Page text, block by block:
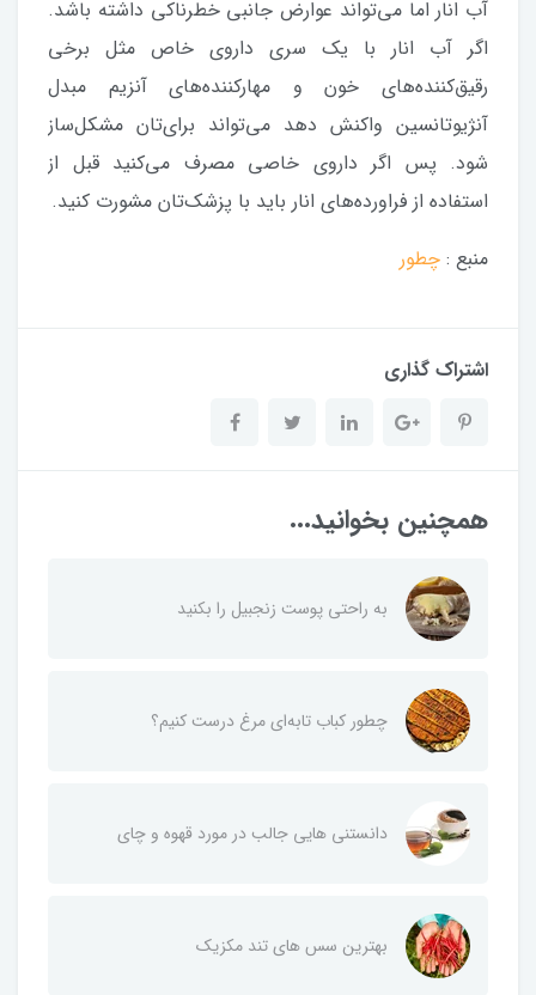
آب‌ انار اما می‌تواند عوارض جانبی خطرناکی داشته باشد.
اگر آب‌ انار با یک سری داروی خاص مثل برخی
رقیق‌کننده‌های خون و مهارکننده‌های آنزیم مبدل
آنژیوتانسین واکنش دهد می‌تواند برای‌تان مشکل‌ساز
شود. پس اگر داروی خاصی مصرف می‌کنید قبل از
استفاده از فراورده‌های انار باید با پزشک‌تان مشورت کنید.
منبع : چطور
اشتراک گذاری
همچنین بخوانید...
به راحتی پوست زنجبیل را بکنید
چطور کباب تابه‌ای مرغ درست کنیم؟
دانستنی هایی جالب در مورد قهوه و چای
بهترین سس های تند مکزیک